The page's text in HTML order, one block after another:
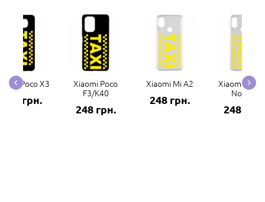
Poco X3
248 грн.
Xiaomi Poco
F3/K40
248 грн.
Xiaomi Mi A2
248 грн.
Xiaomi
Note 7
248 грн.